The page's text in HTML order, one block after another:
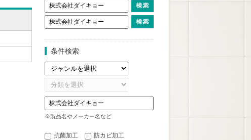
条件検索
※製品名やメーカー名など
抗菌加工
防カビ加工